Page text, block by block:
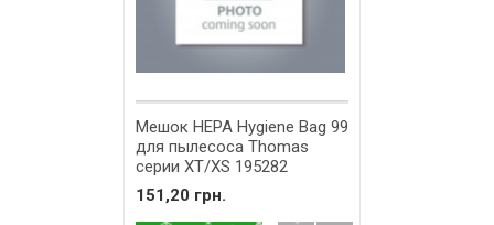
Мешок HEPA Hygiene Bag 99
для пылесоса Thomas
серии XT/XS 195282
151,20 грн.